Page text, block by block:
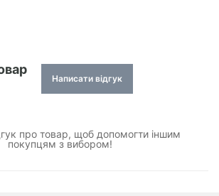
Написати відгук
про товар, щоб допомогти іншим
покупцям з вибором!